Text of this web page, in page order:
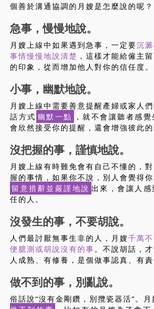
個善於溝通協調的月嫂是怎麼說的呢？
急事，慢慢地說。
月嫂上線中如果遇到急事，一定要沉
事情慢慢地說清楚 ，這樣才能給僱主
的印象，從而增加他人對你的信任度。
小事，幽默地說。
月嫂上線中需要善意提醒產婦或家人
話方式 幽默一點 ，就不會讓聽者感
會欣然接受你的提醒，還會增強彼此的
沒把握的事，謹慎地說。
月嫂上線有時難免會有自己不懂的，
握的事情，如果你不說，別人會覺得
留意措辭並嚴謹地說 出來，會讓人
任的人。
沒發生的事，不要胡說。
人們最討厭無事生非的人，月嫂千萬
便臆測或胡說沒有的事。不說胡話，
人成熟、有修養，是個做事認真、有責
做不到的事，別亂說。
俗話說“沒有金剛鑽，別攬瓷器活”。月